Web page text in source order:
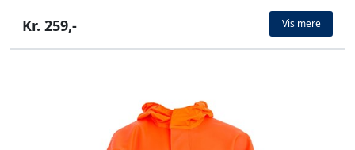
Kr. 259,-
Vis mere